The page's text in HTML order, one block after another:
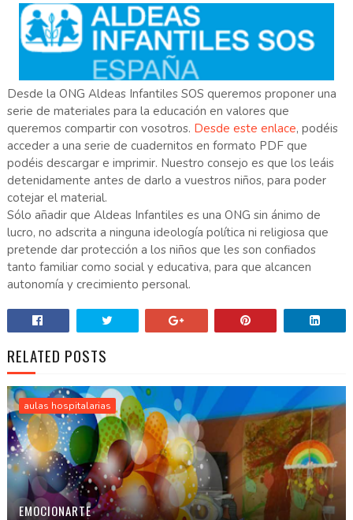
Desde la ONG Aldeas Infantiles SOS queremos proponer una
serie de materiales para la educación en valores que
queremos compartir con vosotros. Desde este enlace, podéis
acceder a una serie de cuadernitos en formato PDF que
podéis descargar e imprimir. Nuestro consejo es que los leáis
detenidamente antes de darlo a vuestros niños, para poder
cotejar el material.
Sólo añadir que Aldeas Infantiles es una ONG sin ánimo de
lucro, no adscrita a ninguna ideología política ni religiosa que
pretende dar protección a los niños que les son confiados
tanto familiar como social y educativa, para que alcancen
autonomía y crecimiento personal.
RELATED POSTS
aulas hospitalarias
EMOCIONARTE